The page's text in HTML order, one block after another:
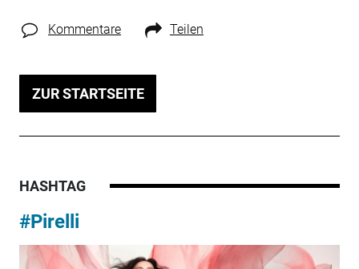
Kommentare Teilen
ZUR STARTSEITE
HASHTAG
#Pirelli